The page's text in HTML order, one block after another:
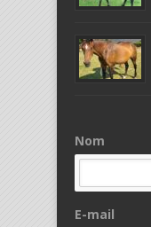
Nom
E-mail